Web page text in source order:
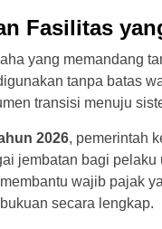
Fasilitas
yang memandang
tanpa batas
transisi menuju
2026, pemerintah
jembatan bagi
wajib pajak
secara lengkap.